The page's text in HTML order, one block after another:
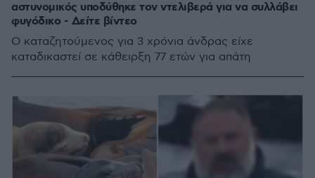
αστυνομικός υποδύθηκε τον ντελιβερά για να συλλάβει
φυγόδικο - Δείτε βίντεο
Ο καταζητούμενος για 3 χρόνια άνδρας είχε
καταδικαστεί σε κάθειρξη 77 ετών για απάτη